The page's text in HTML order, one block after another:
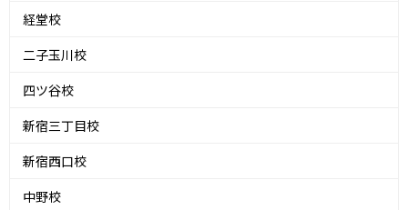
経堂校
二子玉川校
四ツ谷校
新宿三丁目校
新宿西口校
中野校